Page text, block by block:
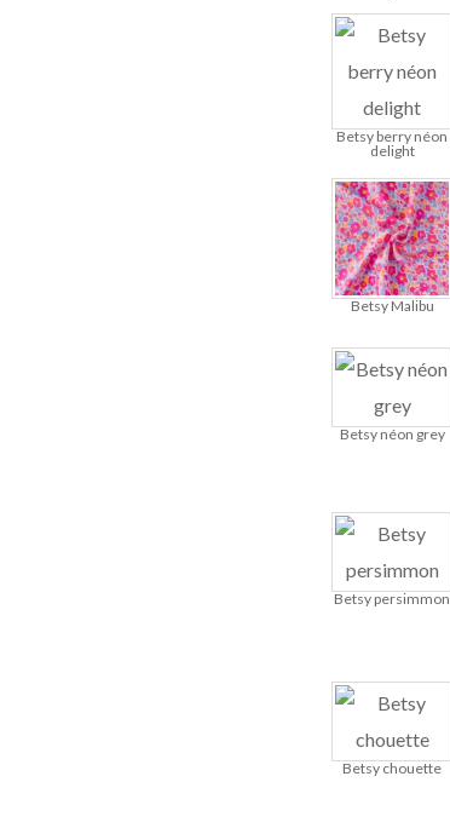
Betsy berry néon
delight
Betsy Malibu
Betsy néon grey
Betsy persimmon
Betsy chouette